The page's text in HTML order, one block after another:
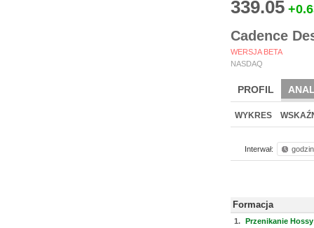
339.05
Cadence
WERSJA BETA
NASDAQ
PROFIL
WYKRES
Interwał:
Formacja
1. Przenikanie Hossy